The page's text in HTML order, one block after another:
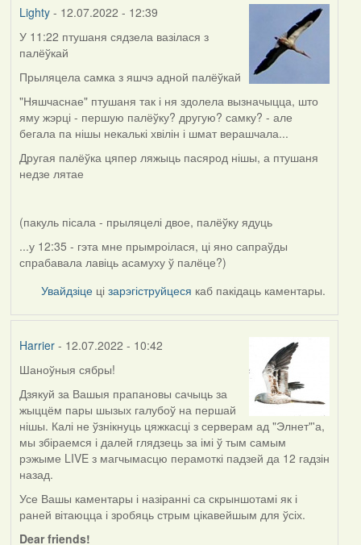
Lighty- 12.07.2022 - 12:39
У 11:22 птушаня сядзела вазілася з
палёўкай
Прыляцела самка з яшчэ адной палёўкай
"Няшчаснае" птушаня так і ня здолела вызначыцца, што
яму жэрці - першую палёўку? другую? самку? - але
бегала па нішы некалькі хвілін і шмат верашчала...
Другая палёўка цяпер ляжыць пасярод нішы, а птушаня
недзе лятае
(пакуль пісала - прыляцелі двое, палёўку ядуць
...у 12:35 - гэта мне прымроілася, ці яно сапраўды
спрабавала лавіць асамуху ў палёце?)
Увайдзіце цізарэгіструйцеся каб пакідаць каментары.
Harrier- 12.07.2022 - 10:42
Шаноўныя сябры!
Дзякуй за Вашыя прапановы сачыць за
жыццём пары шызых галубоў на першай
нішы. Калі не ўзнікнуць цяжкасці з серверам ад "Элнет"'а,
мы збіраемся і далей глядзець за імі ў тым самым
рэжыме LIVE з магчымасцю перамоткі падзей да 12 гадзін
назад.
Усе Вашы каментары і назіранні са скрыншотамі як і
раней вітаюцца і зробяць стрым цікавейшым для ўсіх.
Dear friends!